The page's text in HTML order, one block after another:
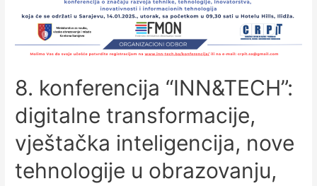
8. konferencija “INN&TECH”:
digitalne transformacije,
vještačka inteligencija, nove
tehnologije u obrazovanju,